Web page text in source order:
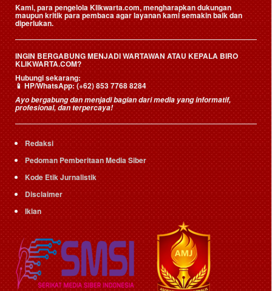
Kami, para pengelola Klikwarta.com, mengharapkan dukungan
maupun kritik para pembaca agar layanan kami semakin baik dan
diperlukan.
INGIN BERGABUNG MENJADI WARTAWAN ATAU KEPALA BIRO
KLIKWARTA.COM?
Hubungi sekarang:
📱HP/WhatsApp:(+62) 853 7768 8284
Ayo bergabung dan menjadi bagian dari media yang informatif,
profesional, dan terpercaya!
Redaksi
Pedoman Pemberitaan Media Siber
Kode Etik Jurnalistik
Disclaimer
Iklan